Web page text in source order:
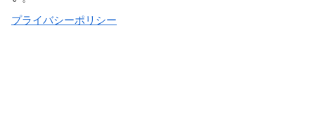
プライバシーポリシー